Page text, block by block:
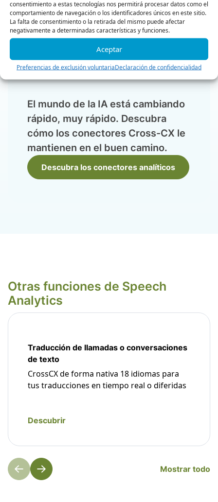
consentimiento a estas tecnologías nos permitirá procesar datos como el
comportamiento de navegación o los identificadores únicos en este sitio.
La falta de consentimiento o la retirada del mismo puede afectar
negativamente a determinadas características y funciones.
Aceptar
Preferencias de exclusión voluntariaDeclaración de confidencialidad
¿Qué IA(s) en Cross-
CX?
El mundo de la IA está cambiando
rápido, muy rápido. Descubra
cómo los conectores Cross-CX le
mantienen en el buen camino.
Descubra los conectores analíticos
Otras funciones de Speech
Analytics
Traducción de llamadas o conversaciones
de texto
CrossCX de forma nativa 18 idiomas para
tus traducciones en tiempo real o diferidas
Descubrir
Mostrar todo